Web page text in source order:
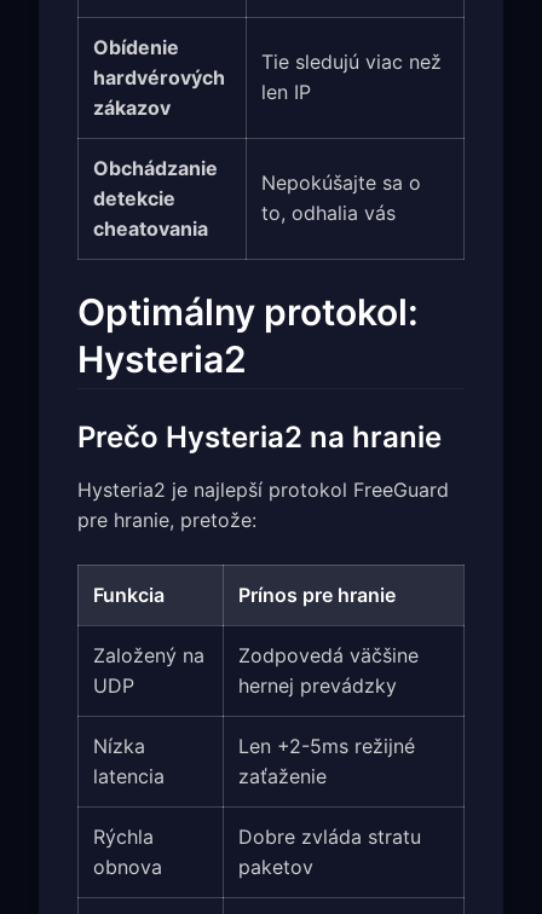
Obídenie
hardvérových
zákazov
Tie sledujú viac než
len IP
Obchádzanie
detekcie
cheatovania
Nepokúšajte sa o
to, odhalia vás
Optimálny protokol:
Hysteria2
Prečo Hysteria2 na hranie
Hysteria2 je najlepší protokol FreeGuard
pre hranie, pretože:
Funkcia Prínos pre hranie
Založený na
UDP
Zodpovedá väčšine
hernej prevádzky
Nízka
latencia
Len +2-5ms režijné
zaťaženie
Rýchla
obnova
Dobre zvláda stratu
paketov